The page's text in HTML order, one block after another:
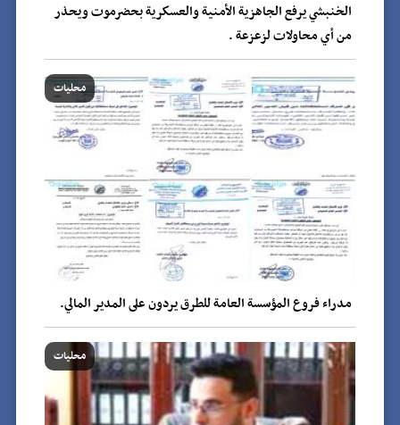
الخنبشي يرفع الجاهزية الأمنية والعسكرية بحضرموت ويحذر
من أي محاولات لزعزعة .
محليات
مدراء فروع المؤسسة العامة للطرق يردون على المدير المالي.
محليات